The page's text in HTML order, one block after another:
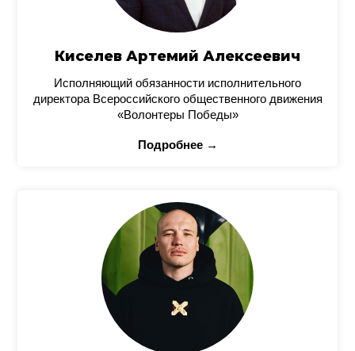
Киселев Артемий Алексеевич
Исполняющий обязанности исполнительного
директора Всероссийского общественного движения
«Волонтеры Победы»
Подробнее →